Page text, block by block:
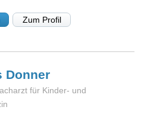
Zum Profil
Donner
für Kinder- und